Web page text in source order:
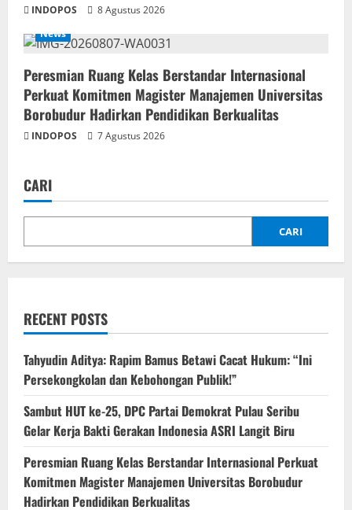
INDOPOS
8 Agustus 2026
News
Peresmian Ruang Kelas Berstandar Internasional
Perkuat Komitmen Magister Manajemen Universitas
Borobudur Hadirkan Pendidikan Berkualitas
INDOPOS 7 Agustus 2026
CARI
CARI
RECENT POSTS
‎Tahyudin Aditya: Rapim Bamus Betawi Cacat Hukum: “Ini
Persekongkolan dan Kebohongan Publik!”
‎Sambut HUT ke-25, DPC Partai Demokrat Pulau Seribu
Gelar Kerja Bakti Gerakan Indonesia ASRI Langit Biru
Peresmian Ruang Kelas Berstandar Internasional Perkuat
Komitmen Magister Manajemen Universitas Borobudur
Hadirkan Pendidikan Berkualitas